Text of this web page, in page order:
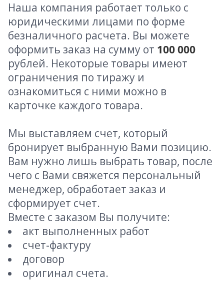
Наша компания работает только с
юридическими лицами по форме
безналичного расчета. Вы можете
оформить заказ на сумму от 100 000
рублей. Некоторые товары имеют
ограничения по тиражу и
ознакомиться с ними можно в
карточке каждого товара.
Мы выставляем счет, который
бронирует выбранную Вами позицию.
Вам нужно лишь выбрать товар, после
чего с Вами свяжется персональный
менеджер, обработает заказ и
сформирует счет.
Вместе с заказом Вы получите:
акт выполненных работ
счет-фактуру
договор
оригинал счета.